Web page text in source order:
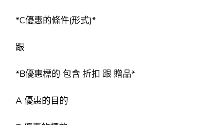
*C優惠的條件(形式)*
跟
*B優惠標的 包含 折扣 跟 贈品*
A 優惠的目的